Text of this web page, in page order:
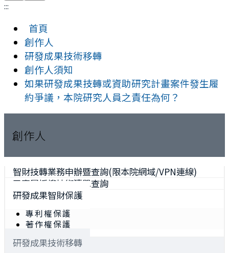
:::
首頁
創作人
研發成果技術移轉
創作人須知
如果研發成果技轉或資助研究計畫案件發生履
約爭議，本院研究人員之責任為何？
創作人
智財技轉業務申辦暨查詢(限本院網域/VPN連線)
已專屬授權技術清單查詢
研發成果智財保護
專利權保護
著作權保護
研發成果技術移轉